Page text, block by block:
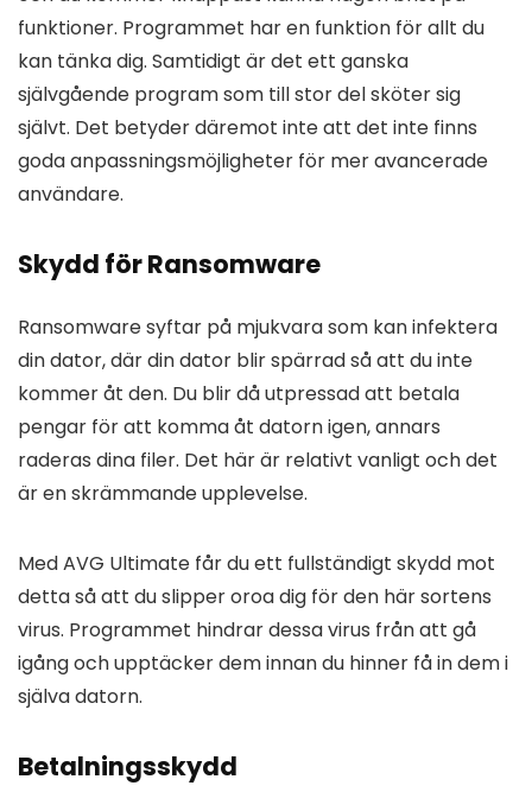
funktioner. Programmet har en funktion för allt du
kan tänka dig. Samtidigt är det ett ganska
självgående program som till stor del sköter sig
självt. Det betyder däremot inte att det inte finns
goda anpassningsmöjligheter för mer avancerade
användare.
Skydd för Ransomware
Ransomware syftar på mjukvara som kan infektera
din dator, där din dator blir spärrad så att du inte
kommer åt den. Du blir då utpressad att betala
pengar för att komma åt datorn igen, annars
raderas dina filer. Det här är relativt vanligt och det
är en skrämmande upplevelse.
Med AVG Ultimate får du ett fullständigt skydd mot
detta så att du slipper oroa dig för den här sortens
virus. Programmet hindrar dessa virus från att gå
igång och upptäcker dem innan du hinner få in dem i
själva datorn.
Betalningsskydd